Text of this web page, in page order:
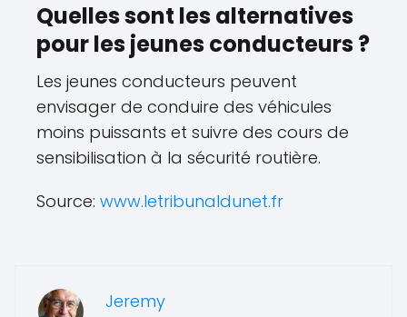
Quelles sont les alternatives
pour les jeunes conducteurs ?
Les jeunes conducteurs peuvent
envisager de conduire des véhicules
moins puissants et suivre des cours de
sensibilisation à la sécurité routière.
Source: www.letribunaldunet.fr
Jeremy